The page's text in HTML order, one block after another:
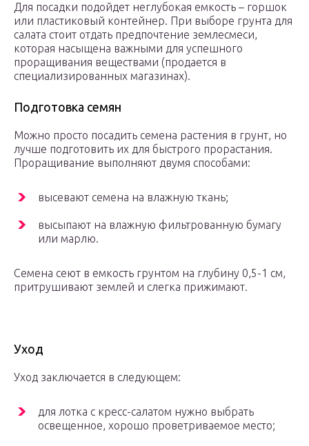
Для посадки подойдет неглубокая емкость – горшок
или пластиковый контейнер. При выборе грунта для
салата стоит отдать предпочтение землесмеси,
которая насыщена важными для успешного
проращивания веществами (продается в
специализированных магазинах).
Подготовка семян
Можно просто посадить семена растения в грунт, но
лучше подготовить их для быстрого прорастания.
Проращивание выполняют двумя способами:
высевают семена на влажную ткань;
высыпают на влажную фильтрованную бумагу
или марлю.
Семена сеют в емкость грунтом на глубину 0,5-1 см,
притрушивают землей и слегка прижимают.
Уход
Уход заключается в следующем:
для лотка с кресс-салатом нужно выбрать
освещенное, хорошо проветриваемое место;